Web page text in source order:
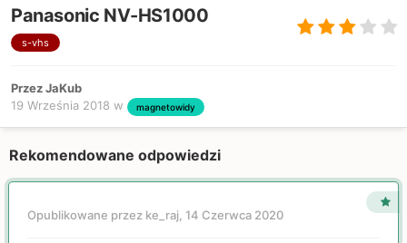
Panasonic NV-HS1000
s-vhs
Przez JaKub
19 Września 2018 w magnetowidy
Rekomendowane odpowiedzi
Opublikowane przez ke_raj, 14 Czerwca 2020